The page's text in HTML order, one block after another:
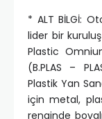
* ALT BİLGİ:
lider bir kuruluş
Plastic
(B.PLAS –
Plastik Yan
için metal,
renginde